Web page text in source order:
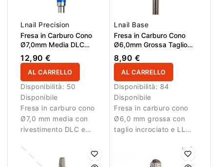
Lnail Precision
Fresa in Carburo Cono
Ø7,0mm Media DLC
Taglio Longitudinale LL
15,0mm
12,90 €
AL CARRELLO
Disponibilità: 50
Disponibile
Fresa in carburo cono
Ø7,0 mm media con
rivestimento DLC e
Ideale per lavorazioni
controllate.
Lnail Base
Fresa in Carburo Cono
Ø6,0mm Grossa Taglio
Incrociato LL 15,0mm
8,90 €
AL CARRELLO
Disponibilità: 84
Disponibile
Fresa in carburo cono
Ø6,0 mm grossa con
taglio incrociato e LL
rimozione efficace del